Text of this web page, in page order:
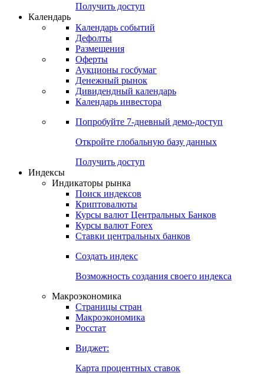
Получить доступ
Календарь
Календарь событий
Дефолты
Размещения
Оферты
Аукционы госбумаг
Денежный рынок
Дивидендный календарь
Календарь инвестора
Попробуйте 7-дневный демо-доступ
Откройте глобальную базу данных
Получить доступ
Индексы
Индикаторы рынка
Поиск индексов
Криптовалюты
Курсы валют Центральных Банков
Курсы валют Forex
Ставки центральных банков
Создать индекс
Возможность создания своего индекса
Макроэкономика
Страницы стран
Макроэкономика
Росстат
Виджет:
Карта процентных ставок